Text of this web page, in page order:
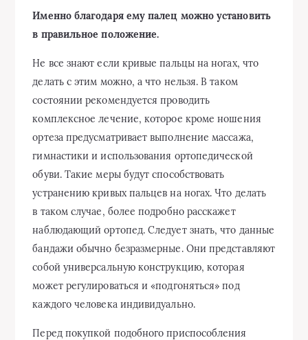
Именно благодаря ему палец можно установить
в правильное положение.
Не все знают если кривые пальцы на ногах, что
делать с этим можно, а что нельзя. В таком
состоянии рекомендуется проводить
комплексное лечение, которое кроме ношения
ортеза предусматривает выполнение массажа,
гимнастики и использования ортопедической
обуви. Такие меры будут способствовать
устранению кривых пальцев на ногах. Что делать
в таком случае, более подробно расскажет
наблюдающий ортопед. Следует знать, что данные
бандажи обычно безразмерные. Они представляют
собой универсальную конструкцию, которая
может регулироваться и «подгоняться» под
каждого человека индивидуально.
Перед покупкой подобного приспособления